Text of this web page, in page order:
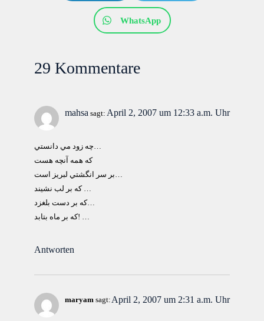
WhatsApp
29 Kommentare
mahsa sagt: April 2, 2007 um 12:33 a.m. Uhr
چه زود مي دانستي…
كه همه آنچه هست
بر سر انگشتي لبريز است…
كه بر لب نشيند …
كه بر دست بلغزد…
كه بر ماه بتابد! …
Antworten
maryam sagt: April 2, 2007 um 2:31 a.m. Uhr